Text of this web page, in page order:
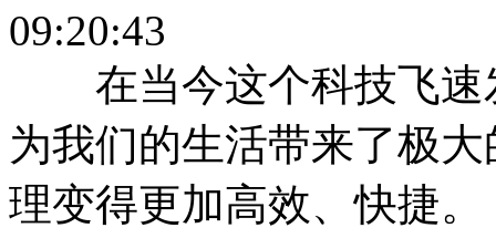
09:20:43
在当今这个科技飞速
为我们的生活带来了极
理变得更加高效、快捷。